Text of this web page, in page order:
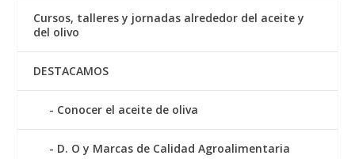
Cursos, talleres y jornadas alrededor del aceite y
del olivo
DESTACAMOS
Conocer el aceite de oliva
D. O y Marcas de Calidad Agroalimentaria